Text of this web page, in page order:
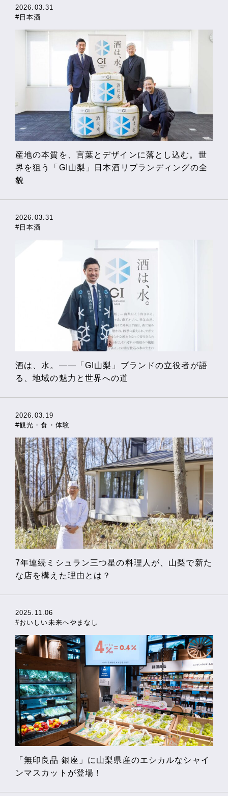
2026.03.31
#日本酒
産地の本質を、言葉とデザインに落とし込む。世
界を狙う「GI山梨」日本酒リブランディングの全
貌
2026.03.31
#日本酒
酒は、水。――「GI山梨」ブランドの立役者が語
る、地域の魅力と世界への道
2026.03.19
#観光・食・体験
7年連続ミシュラン三つ星の料理人が、山梨で新た
な店を構えた理由とは？
2025.11.06
#おいしい未来へやまなし
「無印良品 銀座」に山梨県産のエシカルなシャイ
ンマスカットが登場！